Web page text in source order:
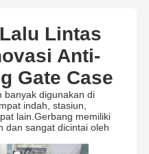
Lintas
Anti-
Gate Case
banyak digunakan di
indah, stasiun,
lain.Gerbang memiliki
dan sangat dicintai oleh